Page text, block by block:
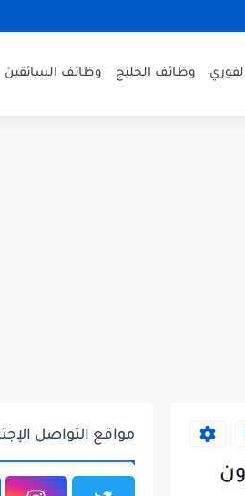
وظائف الخليج وظائف السائقين
مواقع التواصل